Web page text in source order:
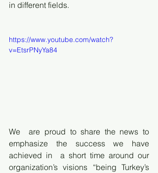
in different fields.
https://www.youtube.com/watch?
v=EtsrPNyYa84
We  are proud to share the news to
emphasize the success we have
achieved in  a short time around our
organization’s visions “being Turkey’s